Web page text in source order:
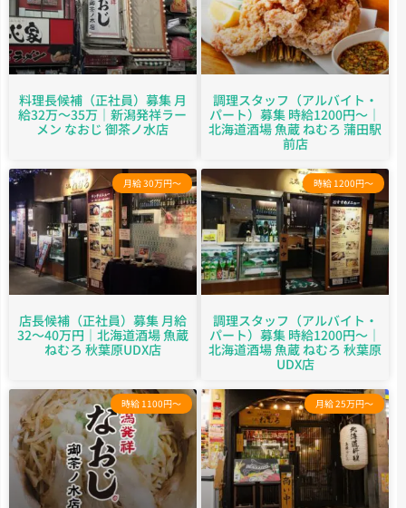
料理長候補（正社員）募集 月
給32万～35万｜新潟発祥ラー
メン なおじ 御茶ノ水店
調理スタッフ（アルバイト・
パート）募集 時給1200円～｜
北海道酒場 魚蔵 ねむろ 蒲田駅
前店
月給 30万円～
店長候補（正社員）募集 月給
32～40万円｜北海道酒場 魚蔵
ねむろ 秋葉原UDX店
時給 1200円～
調理スタッフ（アルバイト・
パート）募集 時給1200円～｜
北海道酒場 魚蔵 ねむろ 秋葉原
UDX店
時給 1100円～ 月給 25万円～